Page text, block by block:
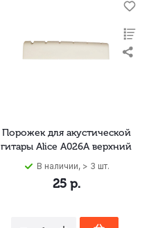
Порожек для акустической
гитары Alice A026A верхний
В наличии, > 3 шт.
25р.